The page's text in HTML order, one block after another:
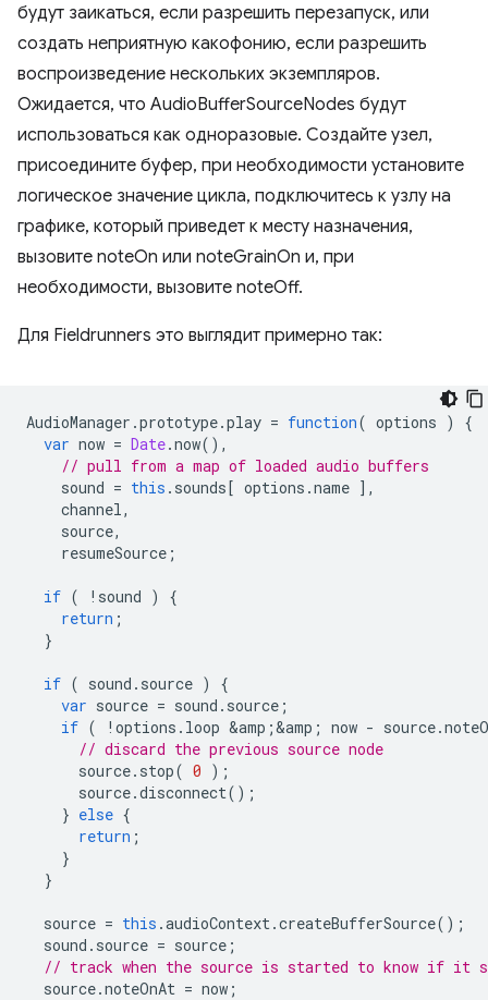
будут заикаться, если разрешить перезапуск, или
создать неприятную какофонию, если разрешить
воспроизведение нескольких экземпляров.
Ожидается, что AudioBufferSourceNodes будут
использоваться как одноразовые. Создайте узел,
присоедините буфер, при необходимости установите
логическое значение цикла, подключитесь к узлу на
графике, который приведет к месту назначения,
вызовите noteOn или noteGrainOn и, при
необходимости, вызовите noteOff.
Для Fieldrunners это выглядит примерно так:
AudioManager .prototype.play = function( options )
{
var now = Date.now(),
// pull from a map of loaded audio buffers
sound = this . sounds[ options .name ],
channel,
source,
resumeSource ;
if ( ! sound )
{
return ;
}
if ( sound . source )
{
var source = sound . source ;
if ( ! options . loop &amp ;&amp ; now - source.
// discard the previous source node
source. stop( 0 );
source.disconnect();
} else {
return ;
}
}
source = this .audioContext.createBufferSource();
sound . source = source ;
// track when the source is started to know if it
source.noteOnAt = now ;